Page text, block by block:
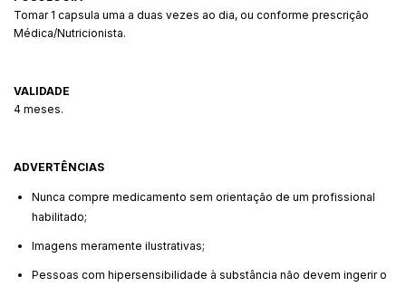
Tomar 1 capsula uma a duas vezes ao dia, ou conforme prescrição
Médica/Nutricionista.
VALIDADE
4 meses.
ADVERTÊNCIAS
Nunca compre medicamento sem orientação de um profissional
habilitado;
Imagens meramente ilustrativas;
Pessoas com hipersensibilidade à substância não devem ingerir o